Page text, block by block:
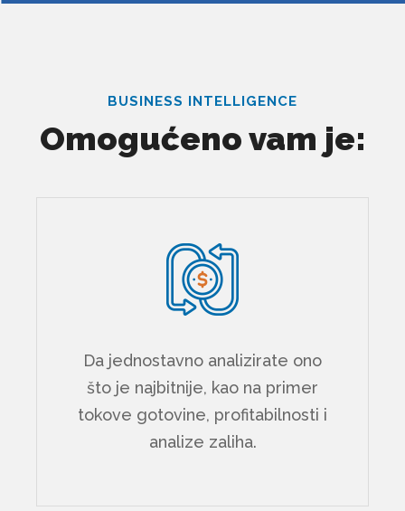
BUSINESS INTELLIGENCE
Omogućeno vam je:
Da jednostavno analizirate ono
što je najbitnije, kao na primer
tokove gotovine, profitabilnosti i
analize zaliha.